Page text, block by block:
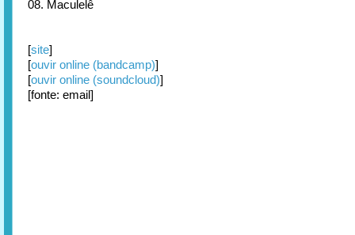
08. Maculelê
[site]
[ouvir online (bandcamp)]
[ouvir online (soundcloud)]
[fonte: email]